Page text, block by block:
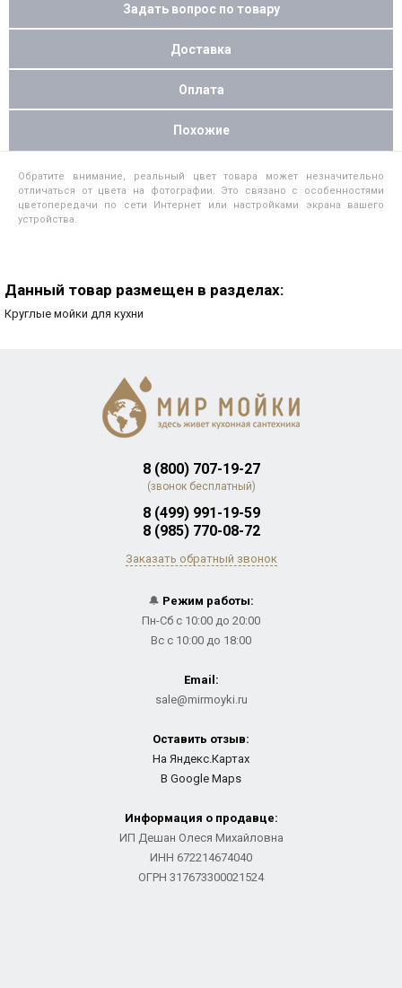
Задать вопрос по товару
Доставка
Оплата
Похожие
Обратите внимание, реальный цвет товара может незначительно
отличаться от цвета на фотографии. Это связано с особенностями
цветопередачи по сети Интернет или настройками экрана вашего
устройства.
Данный товар размещен в разделах:
Круглые мойки для кухни
8 (800) 707-19-27
(звонок бесплатный)
8 (499) 991-19-59
8 (985) 770-08-72
Заказать обратный звонок
🔔 Режим работы:
Пн-Сб с 10:00 до 20:00
Вс с 10:00 до 18:00
Email:
sale@mirmoyki.ru
Оставить отзыв:
На Яндекс.Картах
В Google Maps
Информация о продавце:
ИП Дешан Олеся Михайловна
ИНН 672214674040
ОГРН 317673300021524